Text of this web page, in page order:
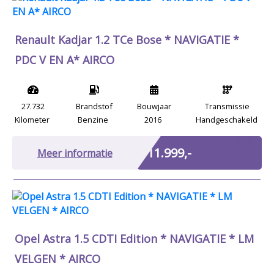
Renault Kadjar 1.2 TCe Bose * NAVIGATIE *
PDC V EN A* AIRCO
27.732
Kilometer
Brandstof
Benzine
Bouwjaar
2016
Transmissie
Handgeschakeld
Meer informatie € 11.999,-
Opel Astra 1.5 CDTI Edition * NAVIGATIE * LM
VELGEN * AIRCO